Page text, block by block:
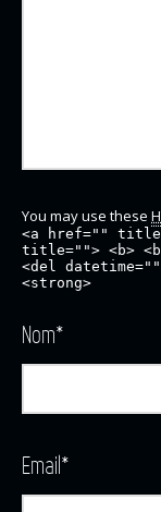
You may use these
<a href=""
title=""> <b>
<del
<strong>
Nom*
Email*